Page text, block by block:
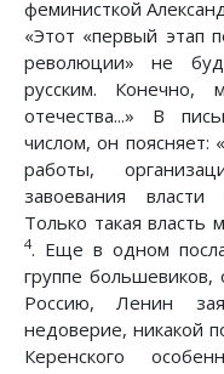
феминисткой
«Этот «первый этап
революции» не
русским. Конечно,
отечества...» В
числом, он
работы,
завоевания власти
Только такая
4. Еще в одном
группе большевиков,
Россию, Ленин
недоверие, никакой
Керенского